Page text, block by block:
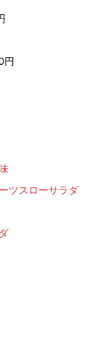
ツスローサラダ